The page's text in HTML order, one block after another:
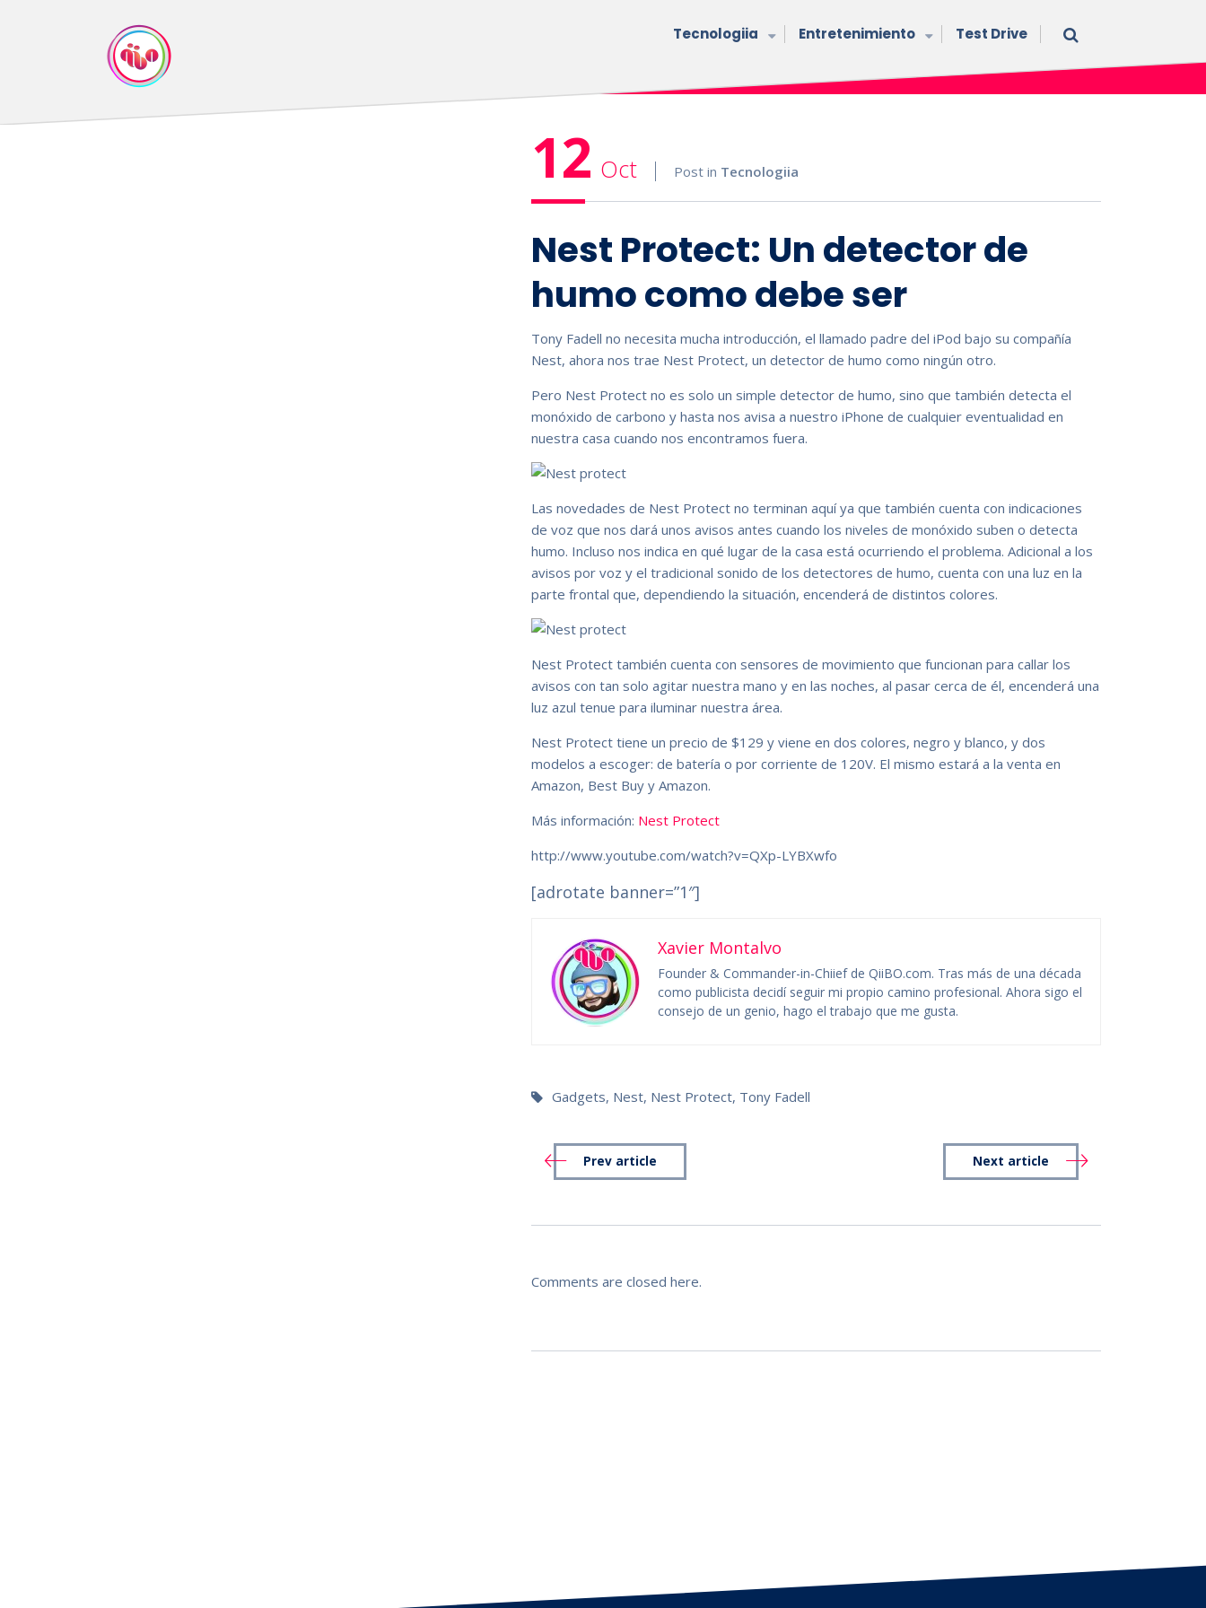
Tecnologiia Entretenimiento Test Drive
12 Oct Post in Tecnologiia
Nest Protect: Un detector de
humo como debe ser
Tony Fadell no necesita mucha introducción, el llamado padre del iPod bajo su compañía
Nest, ahora nos trae Nest Protect, un detector de humo como ningún otro.
Pero Nest Protect no es solo un simple detector de humo, sino que también detecta el
monóxido de carbono y hasta nos avisa a nuestro iPhone de cualquier eventualidad en
nuestra casa cuando nos encontramos fuera.
Las novedades de Nest Protect no terminan aquí ya que también cuenta con indicaciones
de voz que nos dará unos avisos antes cuando los niveles de monóxido suben o detecta
humo. Incluso nos indica en qué lugar de la casa está ocurriendo el problema. Adicional a los
avisos por voz y el tradicional sonido de los detectores de humo, cuenta con una luz en la
parte frontal que, dependiendo la situación, encenderá de distintos colores.
Nest Protect también cuenta con sensores de movimiento que funcionan para callar los
avisos con tan solo agitar nuestra mano y en las noches, al pasar cerca de él, encenderá una
luz azul tenue para iluminar nuestra área.
Nest Protect tiene un precio de $129 y viene en dos colores, negro y blanco, y dos
modelos a escoger: de batería o por corriente de 120V. El mismo estará a la venta en
Amazon, Best Buy y Amazon.
Más información: Nest Protect
http://www.youtube.com/watch?v=QXp-LYBXwfo
[adrotate banner=”1″]
Xavier Montalvo
Founder & Commander-in-Chiief de QiiBO.com. Tras más de una década
como publicista decidí seguir mi propio camino profesional. Ahora sigo el
consejo de un genio, hago el trabajo que me gusta.
Gadgets, Nest, Nest Protect, Tony Fadell
Prev article Next article
Comments are closed here.